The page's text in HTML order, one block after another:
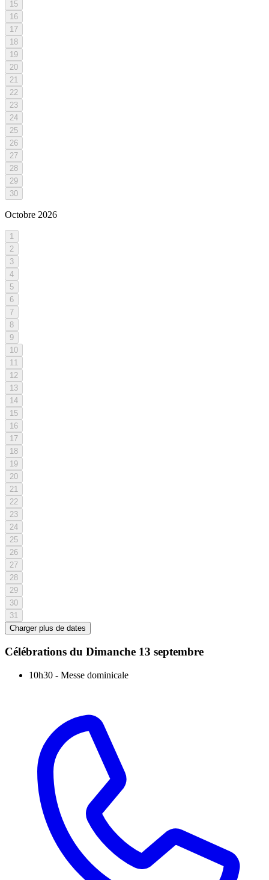
15
16
17
18
19
20
21
22
23
24
25
26
27
28
29
30
Octobre 2026
1
2
3
4
5
6
7
8
9
10
11
12
13
14
15
16
17
18
19
20
21
22
23
24
25
26
27
28
29
30
31
Charger plus de dates
Célébrations du Dimanche 13 septembre
10h30 - Messe dominicale